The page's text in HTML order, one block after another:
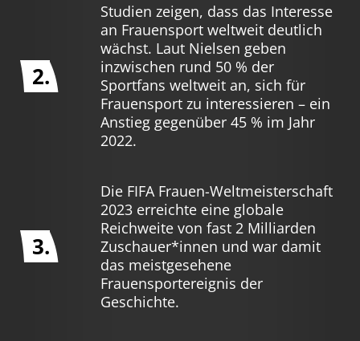
2.
Studien zeigen, dass das Interesse
an Frauensport weltweit deutlich
wächst. Laut Nielsen geben
inzwischen rund 50 % der
Sportfans weltweit an, sich für
Frauensport zu interessieren – ein
Anstieg gegenüber 45 % im Jahr
2022.
3.
Die FIFA Frauen-Weltmeisterschaft
2023 erreichte eine globale
Reichweite von fast 2 Milliarden
Zuschauer*innen und war damit
das meistgesehene
Frauensportereignis der
Geschichte.